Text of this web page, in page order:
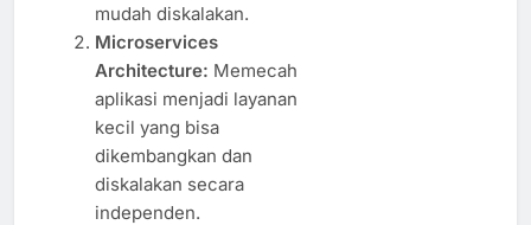
mudah diskalakan.
Microservices
Architecture: Memecah
aplikasi menjadi layanan
kecil yang bisa
dikembangkan dan
diskalakan secara
independen.